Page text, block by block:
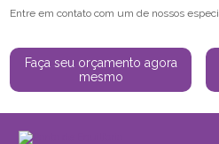
Entre em contato com um de nossos
Faça seu orçamento agora
mesmo